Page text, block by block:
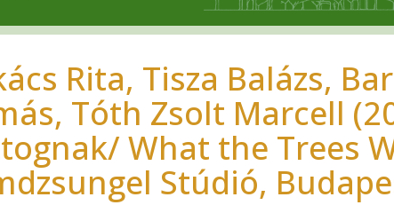
Rita, Tisza Balázs,
Tóth Zsolt Marcell
What the Trees
Stúdió,